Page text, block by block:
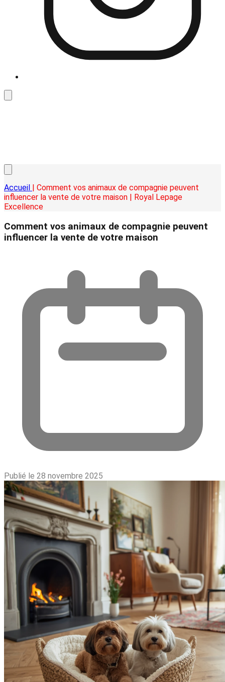
Accueil | Comment vos animaux de compagnie peuvent
influencer la vente de votre maison | Royal Lepage
Excellence
Comment vos animaux de compagnie peuvent
influencer la vente de votre maison
Publié le 28 novembre 2025